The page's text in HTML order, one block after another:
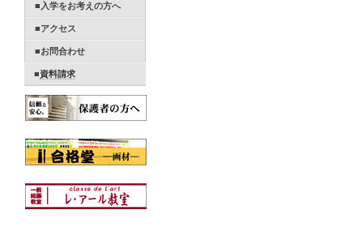
■入学をお考えの方へ
■アクセス
■お問合わせ
■資料請求